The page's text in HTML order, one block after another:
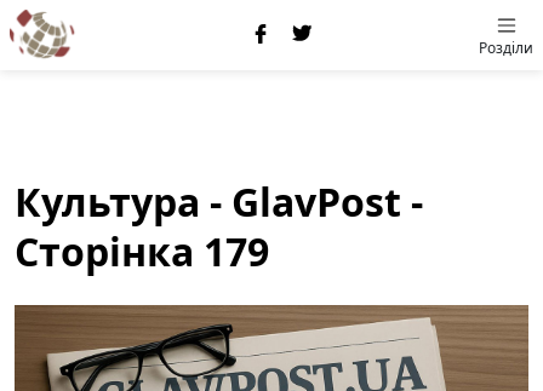
Розділи
Культура - GlavPost -
Сторінка 179